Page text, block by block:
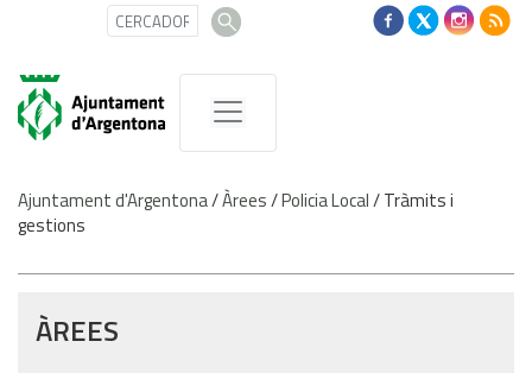
Ajuntament d'Argentona/Àrees/Policia Local/Tràmits i
gestions
ÀREES